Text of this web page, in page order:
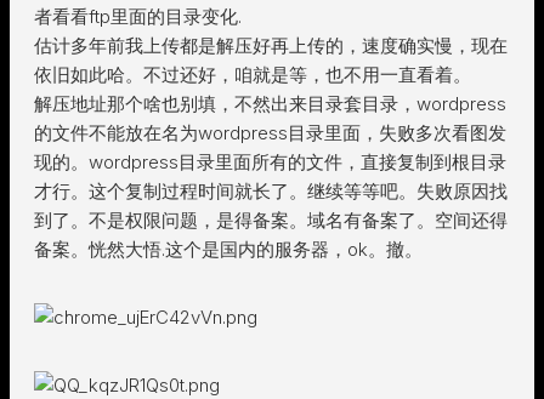
者看看ftp里面的目录变化.
估计多年前我上传都是解压好再上传的，速度确实慢，现在
依旧如此哈。不过还好，咱就是等，也不用一直看着。
解压地址那个啥也别填，不然出来目录套目录，wordpress
的文件不能放在名为wordpress目录里面，失败多次看图发
现的。wordpress目录里面所有的文件，直接复制到根目录
才行。这个复制过程时间就长了。继续等等吧。失败原因找
到了。不是权限问题，是得备案。域名有备案了。空间还得
备案。恍然大悟.这个是国内的服务器，ok。撤。